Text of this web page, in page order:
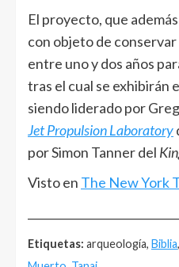
El proyecto, que
con objeto de
entre uno y dos años
tras el cual se exhibirán
siendo liderado por
Jet Propulsion Laboratory
por Simon Tanner del
Visto en The New York
Etiquetas: arqueología, Biblia,